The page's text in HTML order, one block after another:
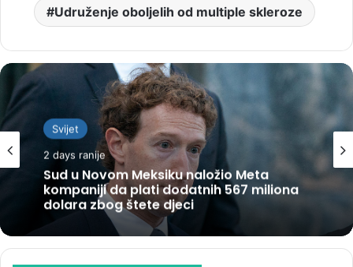
Udruženje oboljelih od multiple skleroze
Svijet
2 days ranije
Svijet
2 days ranije
Uginuće sobova na Svalbardu zbunjuje
naučnike